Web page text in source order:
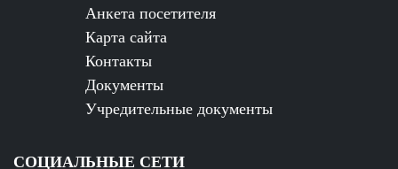
Анкета посетителя
Карта сайта
Контакты
Документы
Учредительные документы
СОЦИАЛЬНЫЕ СЕТИ